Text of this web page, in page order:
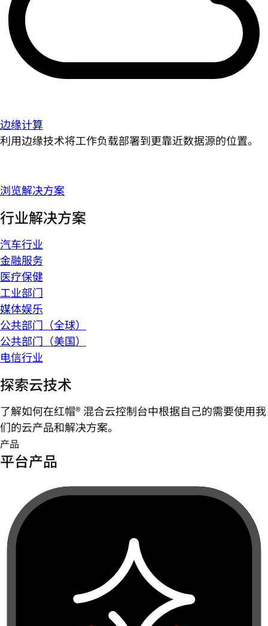
边缘计算
利用边缘技术将工作负载部署到更靠近数据源的位置。
浏览解决方案
行业解决方案
汽车行业
金融服务
医疗保健
工业部门
媒体娱乐
公共部门（全球）
公共部门（美国）
电信行业
探索云技术
了解如何在红帽® 混合云控制台中根据自己的需要使用我
们的云产品和解决方案。
产品
平台产品